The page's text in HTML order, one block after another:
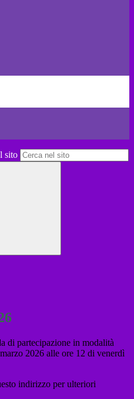
sito
di partecipazione in modalità
2026 alle ore 12 di venerdì
indirizzo per ulteriori